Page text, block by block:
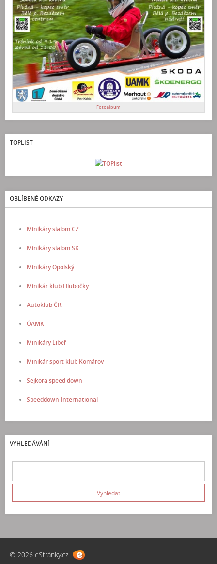
Fotoalbum
TOPLIST
OBLÍBENÉ ODKAZY
Minikáry slalom CZ
Minikáry slalom SK
Minikáry Opolský
Minikár klub Hlubočky
Autoklub ČR
ÚAMK
Minikáry Libeř
Minikár sport klub Komárov
Sejkora speed down
Speeddown International
VYHLEDÁVÁNÍ
© 2026 eStránky.cz